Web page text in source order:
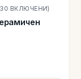
ВКЛЮЧЕНИ)